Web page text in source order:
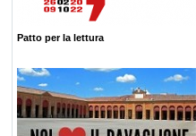
Patto per la lettura